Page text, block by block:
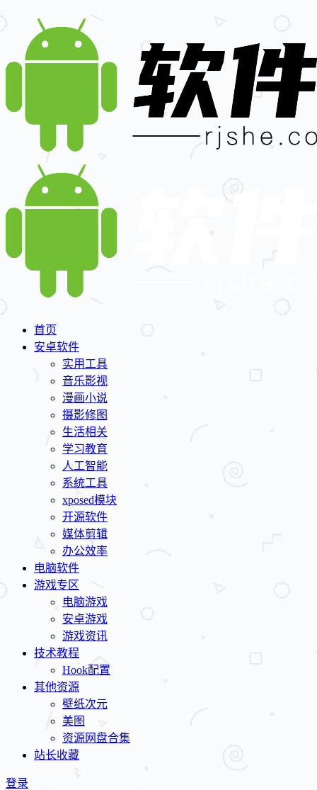
首页
安卓软件
实用工具
音乐影视
漫画小说
摄影修图
生活相关
学习教育
人工智能
系统工具
xposed模块
开源软件
媒体剪辑
办公效率
电脑软件
游戏专区
电脑游戏
安卓游戏
游戏资讯
技术教程
Hook配置
其他资源
壁纸次元
美图
资源网盘合集
站长收藏
登录